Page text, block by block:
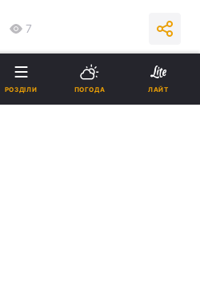
7
на нас в Google
Реклама
РОЗДІЛИ ПОГОДА ЛАЙТ